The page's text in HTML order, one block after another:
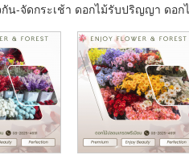
น-จัดกระเช้า ดอกไม้รับปริญญา ดอก